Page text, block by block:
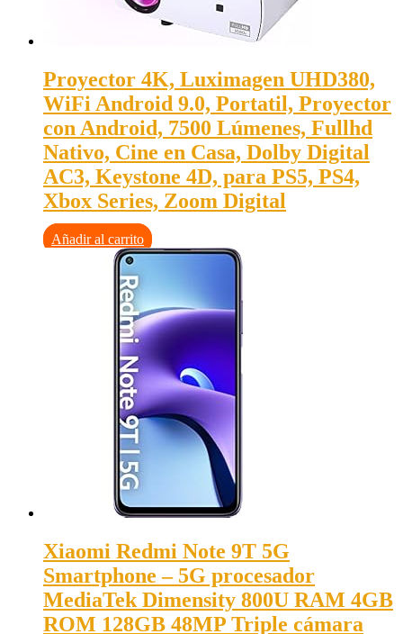
Proyector 4K, Luximagen UHD380,
WiFi Android 9.0, Portatil, Proyector
con Android, 7500 Lúmenes, Fullhd
Nativo, Cine en Casa, Dolby Digital
AC3, Keystone 4D, para PS5, PS4,
Xbox Series, Zoom Digital
Añadir al carrito
Xiaomi Redmi Note 9T 5G
Smartphone – 5G procesador
MediaTek Dimensity 800U RAM 4GB
ROM 128GB 48MP Triple cámara